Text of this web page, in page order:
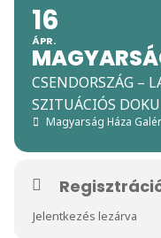
16
ÁPR.
CSENDORSZÁG –
SZITUÁCIÓS
Magyarság Háza
Jelentkezés lezárva